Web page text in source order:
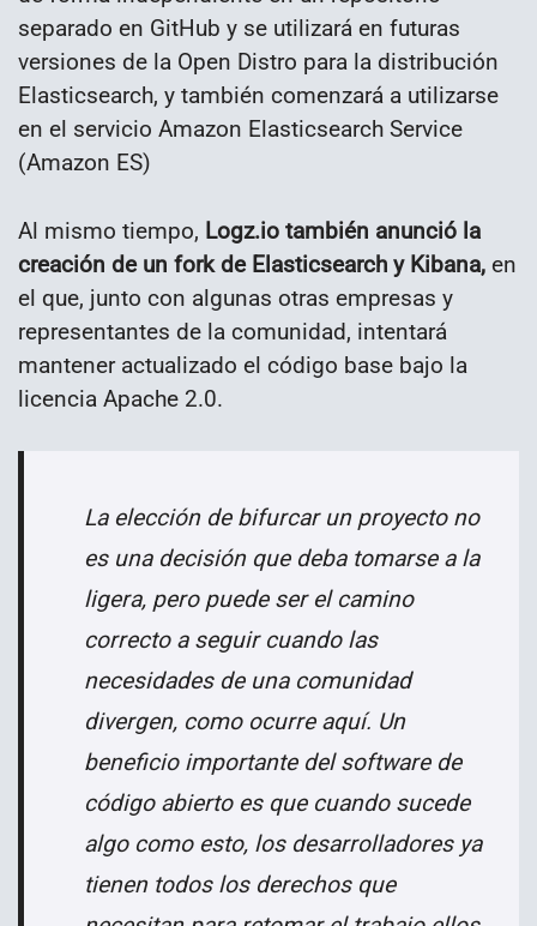
separado en GitHub y se utilizará en futuras
versiones de la Open Distro para la distribución
Elasticsearch, y también comenzará a utilizarse
en el servicio Amazon Elasticsearch Service
(Amazon ES)
Al mismo tiempo, Logz.io también anunció la
creación de un fork de Elasticsearch y Kibana, en
el que, junto con algunas otras empresas y
representantes de la comunidad, intentará
mantener actualizado el código base bajo la
licencia Apache 2.0.
La elección de bifurcar un proyecto no
es una decisión que deba tomarse a la
ligera, pero puede ser el camino
correcto a seguir cuando las
necesidades de una comunidad
divergen, como ocurre aquí. Un
beneficio importante del software de
código abierto es que cuando sucede
algo como esto, los desarrolladores ya
tienen todos los derechos que